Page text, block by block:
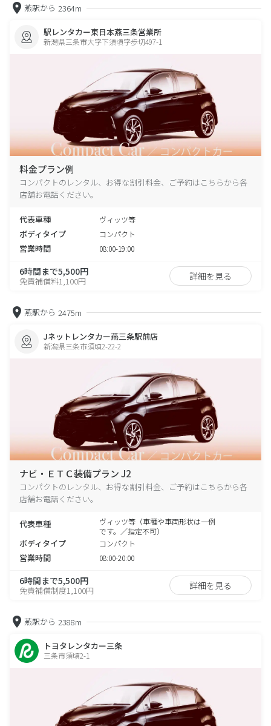
燕駅から 2364m
駅レンタカー東日本燕三条営業所
新潟県三条市大字下須頃字歩切497-1
料金プラン例
コンパクトのレンタル、お得な割引料金、ご予約はこちらから各
店舗お電話ください。
代表車種 ヴィッツ等
ボディタイプ コンパクト
営業時間 08:00-19:00
6時間まで5,500円
免責補償料1,100円 詳細を見る
燕駅から 2475m
Jネットレンタカー燕三条駅前店
新潟県三条市須頃2-22-2
ナビ・ＥＴＣ装備プラン J2
コンパクトのレンタル、お得な割引料金、ご予約はこちらから各
店舗お電話ください。
代表車種
ヴィッツ等（車種や車両形状は一例
です。／指定不可）
ボディタイプ コンパクト
営業時間 08:00-20:00
6時間まで5,500円
免責補償制度1,100円 詳細を見る
燕駅から 2388m
トヨタレンタカー三条
三条市須頃2-1